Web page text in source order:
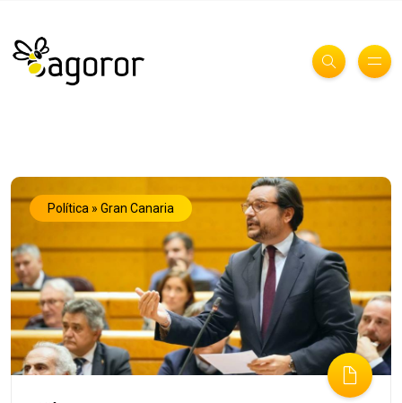
Política » Gran Canaria